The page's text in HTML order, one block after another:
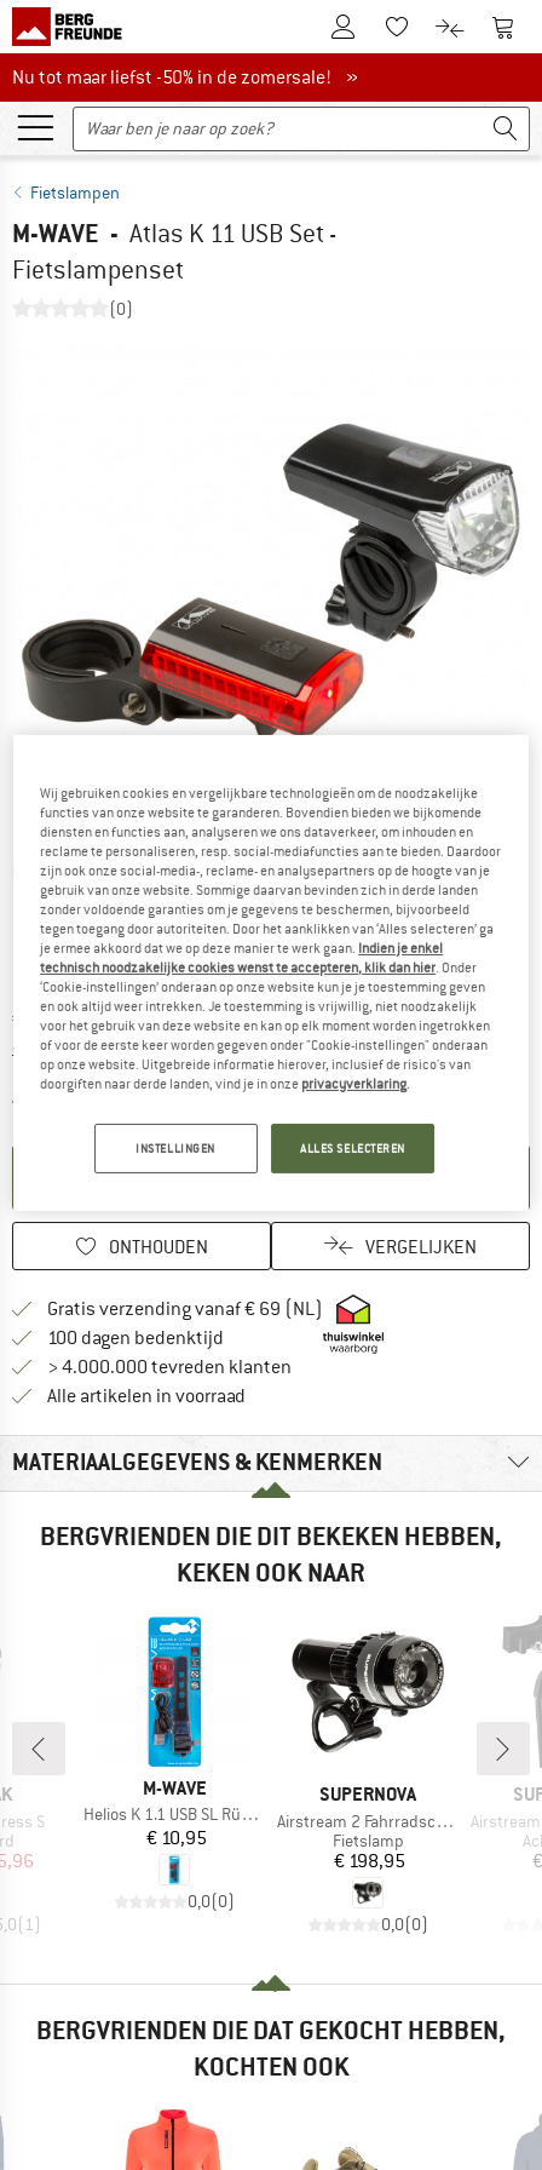
De klantenaccount
Naar deNaar de
Nu tot maar liefst -50% in de zomersale!
Nu tot maar liefst -50% in de zomersale! »
Fietslampen
M-WAVE - Atlas K 11 USB Set -
Fietslampenset
(0)
Gedetailleerde foto's
Prijs:
€ 24,95 incl. BTW
excl. VerzendkostenInformatie over de verzendkosten. Opent in een
Artikel momenteel helaas uitverkocht. De link wordt geopend in een
KENNISGEVING AANMAKEN
ONTHOUDEN VERGELIJKEN
Gratis verzending vanaf € 69 (NL) Vind hier de
100 dagen bedenktijd Vind de betalingsinformatie hier!
> 4.000.000 tevreden klanten
Alle artikelen in voorraad
MATERIAALGEGEVENS & KENMERKEN
BERGVRIENDEN DIE DIT BEKEKEN HEBBEN,
KEKEN OOK NAAR
S
prijs
( 1)
MERK
M-WAVE
Artikel
Helios K 1.1 USB SL Rücklicht
Prijs
€ 10,95
0,0(0)
MERK
SUPERNOVA
Artikel
Airstream 2 Fahrradscheinwerfer
Productgroep
Fietslamp
Prijs
€ 198,95
0,0(0)
Artikel
Airstream Tail
BERGVRIENDEN DIE DAT GEKOCHT HEBBEN,
KOCHTEN OOK
Wij gebruiken cookies en vergelijkbare technologieën om de noodzakelijke
functies van onze website te garanderen. Bovendien bieden we bijkomende
diensten en functies aan, analyseren we ons dataverkeer, om inhouden en
reclame te personaliseren, resp. social-mediafuncties aan te bieden. Daardoor
zijn ook onze social-media-, reclame- en analysepartners op de hoogte van je
gebruik van onze website. Sommige daarvan bevinden zich in derde landen
zonder voldoende garanties om je gegevens te beschermen, bijvoorbeeld
tegen toegang door autoriteiten. Door het aanklikken van ‘Alles selecteren’ ga
je ermee akkoord dat we op deze manier te werk gaan. Indien je enkel
technisch noodzakelijke cookies wenst te accepteren, klik dan hier. Onder
‘Cookie-instellingen’ onderaan op onze website kun je je toestemming geven
en ook altijd weer intrekken. Je toestemming is vrijwillig, niet noodzakelijk
voor het gebruik van deze website en kan op elk moment worden ingetrokken
of voor de eerste keer worden gegeven onder "Cookie-instellingen" onderaan
op onze website. Uitgebreide informatie hierover, inclusief de risico's van
doorgiften naar derde landen, vind je in onze privacyverklaring.
INSTELLINGEN ALLES SELECTEREN